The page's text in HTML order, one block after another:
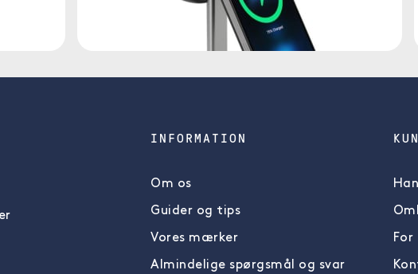
INFORMATION
Om os
Guider og tips
Vores mærker
Almindelige spørgsmål og svar
For